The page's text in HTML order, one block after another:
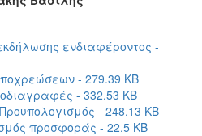
ενδιαφέροντος -
- 279.39 KB
- 332.53 KB
Προυπολογισμός - 248.13 KB
προσφοράς - 22.5 KB